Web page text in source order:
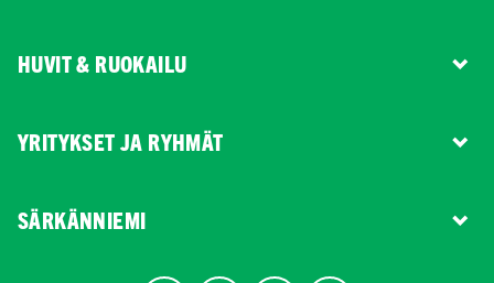
HUVIT & RUOKAILU
YRITYKSET JA RYHMÄT
SÄRKÄNNIEMI